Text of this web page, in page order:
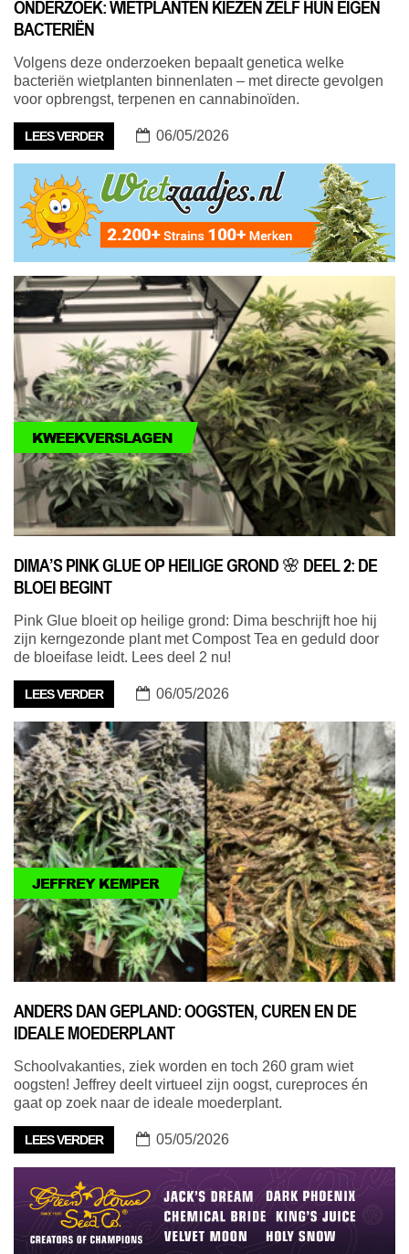
ONDERZOEK: WIETPLANTEN KIEZEN ZELF HUN EIGEN
BACTERIËN
Volgens deze onderzoeken bepaalt genetica welke
bacteriën wietplanten binnenlaten – met directe gevolgen
voor opbrengst, terpenen en cannabinoïden.
LEES VERDER 06/05/2026
KWEEKVERSLAGEN
DIMA’S PINK GLUE OP HEILIGE GROND 🌸 DEEL 2: DE
BLOEI BEGINT
Pink Glue bloeit op heilige grond: Dima beschrijft hoe hij
zijn kerngezonde plant met Compost Tea en geduld door
de bloeifase leidt. Lees deel 2 nu!
LEES VERDER 06/05/2026
JEFFREY KEMPER
ANDERS DAN GEPLAND: OOGSTEN, CUREN EN DE
IDEALE MOEDERPLANT
Schoolvakanties, ziek worden en toch 260 gram wiet
oogsten! Jeffrey deelt virtueel zijn oogst, cureproces én
gaat op zoek naar de ideale moederplant.
LEES VERDER 05/05/2026